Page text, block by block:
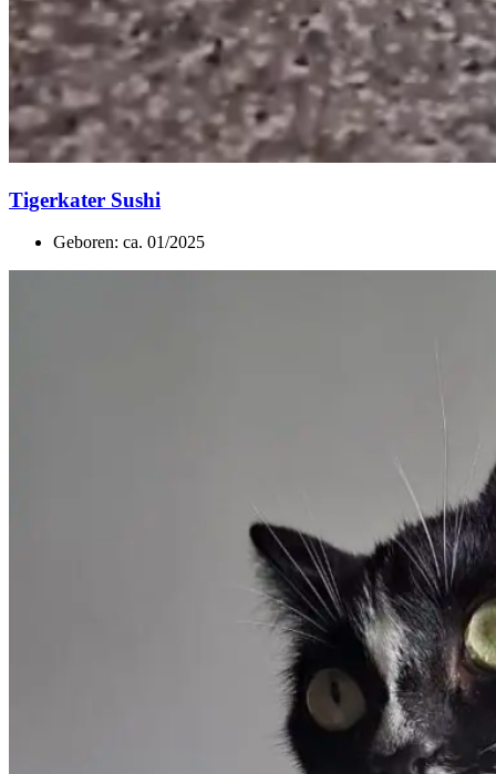
Tigerkater Sushi
Geboren: ca. 01/2025